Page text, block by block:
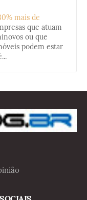
mais de
que atuam
ou que
podem estar